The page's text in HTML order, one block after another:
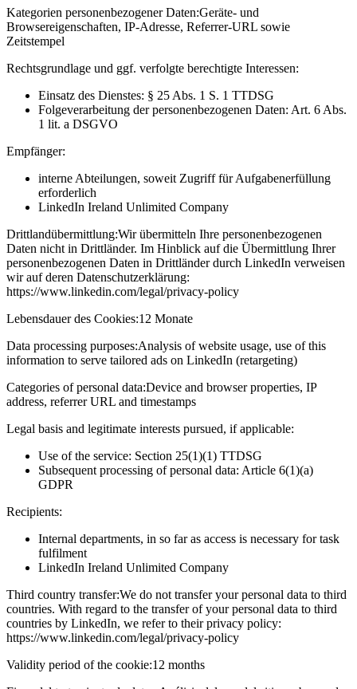
Kategorien personenbezogener Daten:Geräte- und
Browsereigenschaften, IP-Adresse, Referrer-URL sowie
Zeitstempel
Rechtsgrundlage und ggf. verfolgte berechtigte Interessen:
Einsatz des Dienstes: § 25 Abs. 1 S. 1 TTDSG
Folgeverarbeitung der personenbezogenen Daten: Art. 6 Abs.
1 lit. a DSGVO
Empfänger:
interne Abteilungen, soweit Zugriff für Aufgabenerfüllung
erforderlich
LinkedIn Ireland Unlimited Company
Drittlandübermittlung:Wir übermitteln Ihre personenbezogenen
Daten nicht in Drittländer. Im Hinblick auf die Übermittlung Ihrer
personenbezogenen Daten in Drittländer durch LinkedIn verweisen
wir auf deren Datenschutzerklärung:
https://www.linkedin.com/legal/privacy-policy
Lebensdauer des Cookies:12 Monate
Data processing purposes:Analysis of website usage, use of this
information to serve tailored ads on LinkedIn (retargeting)
Categories of personal data:Device and browser properties, IP
address, referrer URL and timestamps
Legal basis and legitimate interests pursued, if applicable:
Use of the service: Section 25(1)(1) TTDSG
Subsequent processing of personal data: Article 6(1)(a)
GDPR
Recipients:
Internal departments, in so far as access is necessary for task
fulfilment
LinkedIn Ireland Unlimited Company
Third country transfer:We do not transfer your personal data to third
countries. With regard to the transfer of your personal data to third
countries by LinkedIn, we refer to their privacy policy:
https://www.linkedin.com/legal/privacy-policy
Validity period of the cookie:12 months